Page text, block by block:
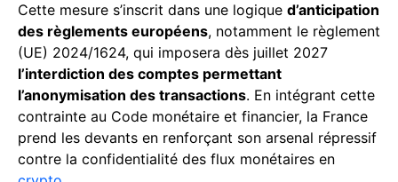
Cette mesure s’inscrit dans une logique d’anticipation
des règlements européens, notamment le règlement
(UE) 2024/1624, qui imposera dès juillet 2027
l’interdiction des comptes permettant
l’anonymisation des transactions. En intégrant cette
contrainte au Code monétaire et financier, la France
prend les devants en renforçant son arsenal répressif
contre la confidentialité des flux monétaires en